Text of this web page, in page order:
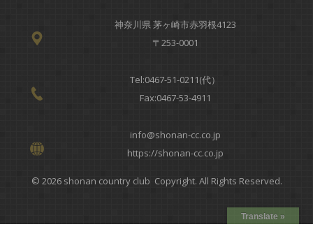
神奈川県 茅ヶ崎市赤羽根4123
〒253-0001
Tel:0467-51-0211(代）
Fax:0467-53-4911
info@shonan-cc.co.jp
https://shonan-cc.co.jp
© 2026 shonan country club Copyright. All Rights Reserved.
Translate »